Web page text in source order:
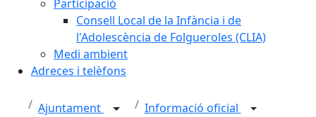
Participació
Consell Local de la Infància i de
l'Adolescència de Folgueroles (CLIA)
Medi ambient
Adreces i telèfons
Ajuntament
Informació oficial